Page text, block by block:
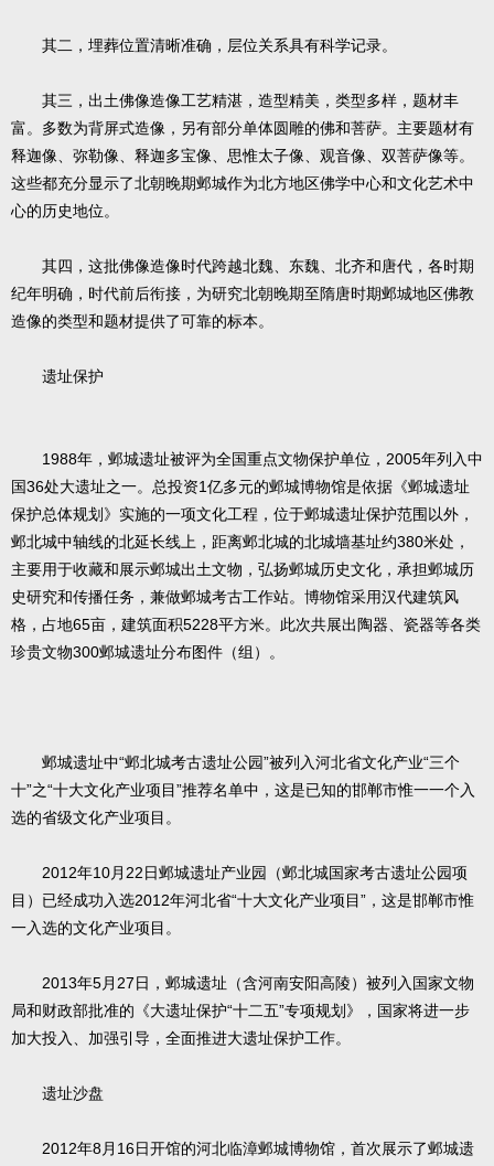
其二，埋葬位置清晰准确，层位关系具有科学记录。
其三，出土佛像造像工艺精湛，造型精美，类型多样，题材丰
富。多数为背屏式造像，另有部分单体圆雕的佛和菩萨。主要题材有
释迦像、弥勒像、释迦多宝像、思惟太子像、观音像、双菩萨像等。
这些都充分显示了北朝晚期邺城作为北方地区佛学中心和文化艺术中
心的历史地位。
其四，这批佛像造像时代跨越北魏、东魏、北齐和唐代，各时期
纪年明确，时代前后衔接，为研究北朝晚期至隋唐时期邺城地区佛教
造像的类型和题材提供了可靠的标本。
遗址保护
1988年，邺城遗址被评为全国重点文物保护单位，2005年列入中
国36处大遗址之一。总投资1亿多元的邺城博物馆是依据《邺城遗址
保护总体规划》实施的一项文化工程，位于邺城遗址保护范围以外，
邺北城中轴线的北延长线上，距离邺北城的北城墙基址约380米处，
主要用于收藏和展示邺城出土文物，弘扬邺城历史文化，承担邺城历
史研究和传播任务，兼做邺城考古工作站。博物馆采用汉代建筑风
格，占地65亩，建筑面积5228平方米。此次共展出陶器、瓷器等各类
珍贵文物300邺城遗址分布图件（组）。
邺城遗址中“邺北城考古遗址公园”被列入河北省文化产业“三个
十”之“十大文化产业项目”推荐名单中，这是已知的邯郸市惟一一个入
选的省级文化产业项目。
2012年10月22日邺城遗址产业园（邺北城国家考古遗址公园项
目）已经成功入选2012年河北省“十大文化产业项目”，这是邯郸市惟
一入选的文化产业项目。
2013年5月27日，邺城遗址（含河南安阳高陵）被列入国家文物
局和财政部批准的《大遗址保护“十二五”专项规划》，国家将进一步
加大投入、加强引导，全面推进大遗址保护工作。
遗址沙盘
2012年8月16日开馆的河北临漳邺城博物馆，首次展示了邺城遗